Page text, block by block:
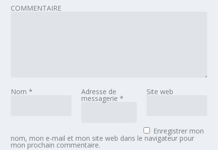
COMMENTAIRE
Nom* Adresse de
messagerie *
Site web
Enregistrer mon
nom, mon e-mail et mon site web dans le navigateur pour
mon prochain commentaire.